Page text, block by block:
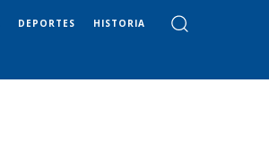
DEPORTES HISTORIA